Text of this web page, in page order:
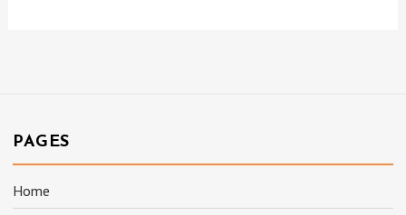
PAGES
Home